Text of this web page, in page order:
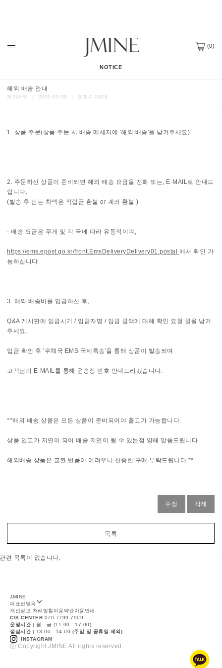
(0)
NOTICE
해외 배송 안내
제이마인 | 2025-05-09 | 조회수 2424
1. 상품 주문(상품 주문 시 배송 메세지에 '해외 배송'을 남겨주세요)
2. 주문하신 상품이 준비되면 해외 배송 요금을 전화 또는, E-MAIL로 안내드
립니다.
(발송 후 남는 차액은 적립금 환불 or 계좌 환불 )
- 배송 요금은 무게 및 각 국에 따라 유동적이며,
https://ems.epost.go.kr/front.EmsDeliveryDelivery01.postal 에서 확인 가
능하십니다.
3. 해외 배송비를 입금하신 후,
Q&A 게시판에 입금시기 / 입금자명 / 입금 금액에 대해 확인 요청 글을 남겨
주세요.
입금 확인 후 '우체국 EMS 국제특송'을 통해 상품이 발송되며
고객님의 E-MAIL를 통해 운송장 번호 안내드리겠습니다.
**해외 배송 상품은 모든 상품이 준비되어야 출고가 가능합니다.
상품 입고가 지연이 되어 배송 지연이 될 수 있는점 양해 말씀드립니다.
해외배송 상품은 교환,반품이 어려우니 신중한 구매 부탁드립니다.**
수정 삭제
목록
관련 목록이 없습니다.
JMINE
대표전영옥
개인정보 처리방침 이용약관이용안내
C/S CENTER 070-7799-7909
운영시간 | 월 - 금 (11:00 - 17:00)
점심시간 | 13:00 - 14:00 (주말 및 공휴일 제외)
INSTAGRAM
ⓒ Copyright JMINE All rights reserved.